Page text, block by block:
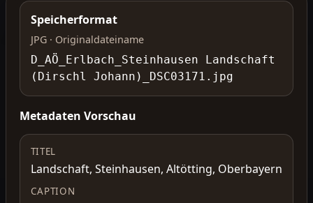
Speicherformat
JPG · Originaldateiname
D_AÖ_Erlbach_Steinhausen Landschaft
(Dirschl Johann)_DSC03171.jpg
Metadaten Vorschau
TITEL
Landschaft, Steinhausen, Altötting, Oberbayern
CAPTION